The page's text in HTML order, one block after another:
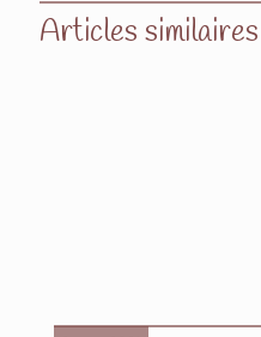
Articles similaires